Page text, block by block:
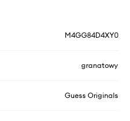
M4GG84D4XY0
granatowy
Guess Originals